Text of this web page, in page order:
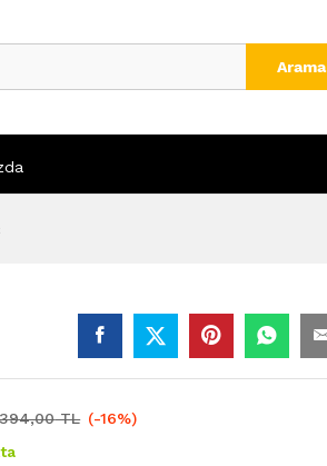
Arama
394,00TL (-16%)